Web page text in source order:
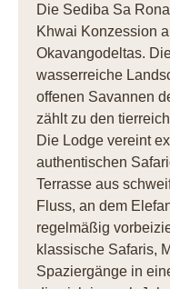
Die Sediba Sa
Khwai Konzession
Okavangodeltas.
wasserreiche
offenen Savannen
zählt zu den
Die Lodge vereint
authentischen
Terrasse aus
Fluss, an dem
regelmäßig
klassische Safaris,
Spaziergänge in